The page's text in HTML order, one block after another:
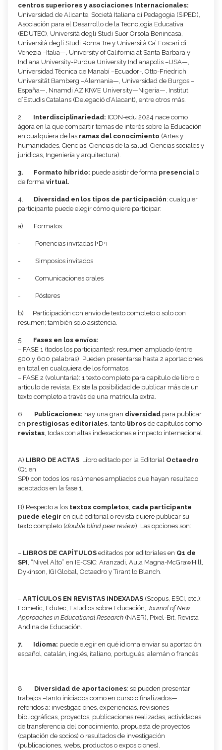
centros superiores y asociaciones Internacionales:
Universidad de Alicante, Società Italiana di Pedagogia (SIPED),
Asociación para el Desarrollo de la Tecnología Educativa
(EDUTEC), Università degli Studi Suor Orsola Benincasa,
Università degli Studi Roma Tre y Università Ca’ Foscari di
Venezia –Italia—, University of California at Santa Barbara y
Indiana University-Purdue University Indianapolis –USA—,
Universidad Técnica de Manabí –Ecuador-, Otto-Friedrich
Universität Bamberg –Alemania—, Universidad de Burgos –
España—, Nnamdi AZIKIWE University—Nigeria—, Institut
d’Estudis Catalans (Delegació d’Alacant), entre otros más.
2. Interdisciplinariedad: ICON-edu 2024 nace como
ágora en la que compartir temas de interés sobre la Educación
en cualquiera de las ramas del conocimiento (Artes y
humanidades, Ciencias, Ciencias de la salud, Ciencias sociales y
jurídicas, Ingeniería y arquitectura).
3. Formato híbrido: puede asistir de forma presencialo
de forma virtual.
4. Diversidad en los tipos de participación: cualquier
participante puede elegir cómo quiere participar:
a) Formatos:
- Ponencias invitadas I+D+i
- Simposios invitados
- Comunicaciones orales
- Pósteres
b) Participación con envío de texto completo o solo con
resumen; también solo asistencia.
5. Fases en los envíos:
– FASE 1 (todos los participantes): resumen ampliado (entre
500 y 600 palabras). Pueden presentarse hasta 2 aportaciones
en total en cualquiera de los formatos.
– FASE 2 (voluntaria): 1 texto completo para capítulo de libro o
artículo de revista. Existe la posibilidad de publicar más de un
texto completo a través de una matrícula extra.
6. Publicaciones: hay una gran diversidad para publicar
en prestigiosas editoriales, tanto libros de capítulos como
revistas, todas con altas indexaciones e impacto internacional:
A) LIBRO DE ACTAS. Libro editado por la Editorial Octaedro
(Q1 en
SPI) con todos los resúmenes ampliados que hayan resultado
aceptados en la fase 1.
B) Respecto a los textos completos, cada participante
puede elegir en qué editorial o revista quiere publicar su
texto completo (double blind peer review). Las opciones son:
– LIBROS DE CAPÍTULOS editados por editoriales en Q1 de
SPI, “Nivel Alto” en IE-CSIC: Aranzadi, Aula Magna-McGrawHill,
Dykinson, IGI Global, Octaedro y Tirant lo Blanch.
– ARTÍCULOS EN REVISTAS INDEXADAS (Scopus, ESCI, etc.):
Edmetic, Edutec, Estudios sobre Educación,Journal of New
Approaches in Educational Research (NAER), Píxel-Bit, Revista
Andina de Educación.
7. Idioma: puede elegir en qué idioma enviar su aportación:
español, catalán, inglés, italiano, portugués, alemán o francés.
8. Diversidad de aportaciones: se pueden presentar
trabajos –tanto iniciados como en curso o finalizados—
referidos a: investigaciones, experiencias, revisiones
bibliográficas, proyectos, publicaciones realizadas, actividades
de transferencia del conocimiento, propuesta de proyectos
(captación de socios) o resultados de investigación
(publicaciones, webs, productos o exposiciones).